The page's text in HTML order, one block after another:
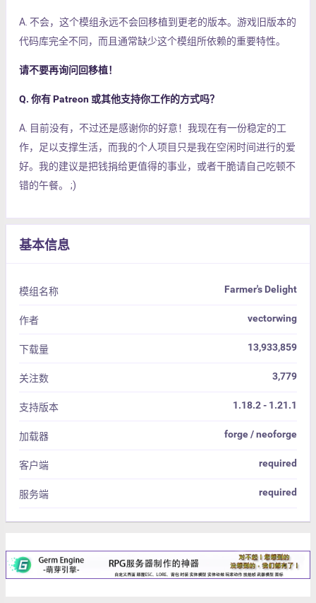
A. 不会，这个模组永远不会回移植到更老的版本。游戏旧版本的
代码库完全不同，而且通常缺少这个模组所依赖的重要特性。
请不要再询问回移植！
Q. 你有 Patreon 或其他支持你工作的方式吗？
A. 目前没有，不过还是感谢你的好意！我现在有一份稳定的工
作，足以支撑生活，而我的个人项目只是我在空闲时间进行的爱
好。我的建议是把钱捐给更值得的事业，或者干脆请自己吃顿不
错的午餐。 ;)
基本信息
模组名称 Farmer's Delight
作者 vectorwing
下载量 13,933,859
关注数 3,779
支持版本 1.18.2 - 1.21.1
加载器 forge / neoforge
客户端 required
服务端 required